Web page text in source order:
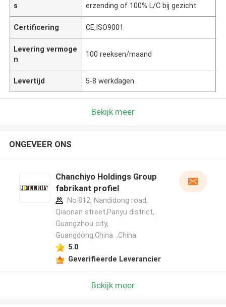
s
erzending of 100% L/C bij gezicht
Certificering CE,ISO9001
Levering vermoge
n
100 reeksen/maand
Levertijd 5-8 werkdagen
Bekijk meer
ONGEVEER ONS
Chanchiyo Holdings Group
fabrikant profiel
No.812, Nandidong road,
Qiaonan street,Panyu district,
Guangzhou city,
Guangdong,China. ,China
5.0
Geverifieerde Leverancier
Bekijk meer